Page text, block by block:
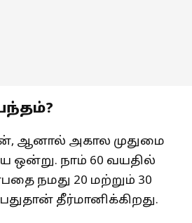
ஆனால் அகால முதுமை
ஒன்று. நாம் 60 வயதில்
நமது 20 மற்றும் 30
தீர்மானிக்கிறது.